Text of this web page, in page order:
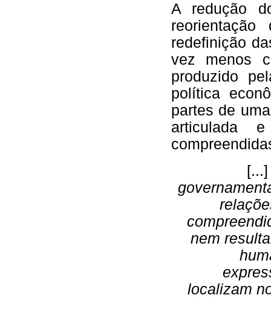
A redução
redefinição
vez menos
produzido
política
partes de
articulada
nem
localizam